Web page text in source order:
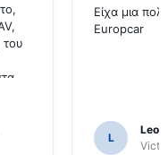
να
Είχα μια
Europcar
L